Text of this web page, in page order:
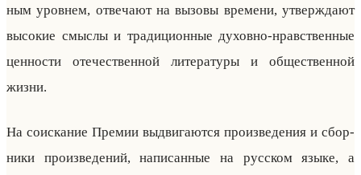
ным уров­нем, от­ве­ча­ют на вы­зо­вы вре­ме­ни, утвер­жда­ют
вы­со­кие смыс­лы и тра­ди­ци­он­ные ду­хов­но-нрав­ствен­ные
цен­но­сти оте­че­ствен­ной ли­те­ра­ту­ры и об­ще­ствен­ной
жизни.
На со­ис­ка­ние Пре­мии вы­дви­га­ют­ся про­из­ве­де­ния и сбор­
ни­ки про­из­ве­де­ний, на­пи­сан­ные на рус­ском языке, а